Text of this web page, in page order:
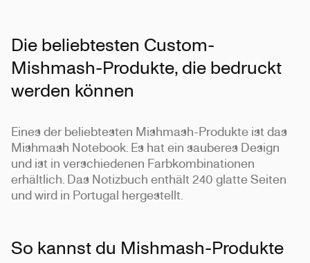
Die beliebtesten Custom-
Mishmash-Produkte, die bedruckt
werden können
Eines der beliebtesten Mishmash-Produkte ist das
Mishmash Notebook. Es hat ein sauberes Design
und ist in verschiedenen Farbkombinationen
erhältlich. Das Notizbuch enthält 240 glatte Seiten
und wird in Portugal hergestellt.
So kannst du Mishmash-Produkte